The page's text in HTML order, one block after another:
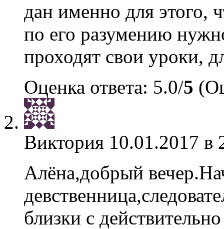
дан именно для этого,
по его разумению
проходят свои уроки,
Оценка ответа: 5.0/5
Виктория 10.01.2017 в
Алёна,добрый
близки с